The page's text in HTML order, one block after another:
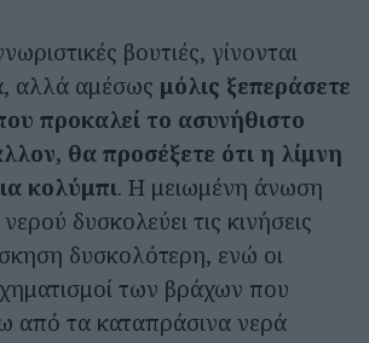
βουτιές, γίνονται
αλλά αμέσως μόλις ξεπεράσετε
προκαλεί το ασυνήθιστο
θα προσέξετε ότι η λίμνη
κολύμπι. Η μειωμένη άνωση
δυσκολεύει τις κινήσεις
δυσκολότερη, ενώ οι
των βράχων που
από τα καταπράσινα νερά